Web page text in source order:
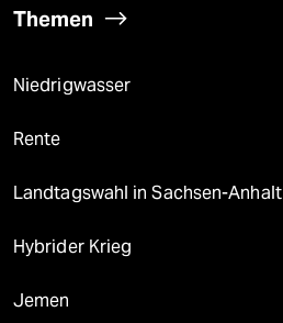
Themen
Niedrigwasser
Rente
Landtagswahl in Sachsen-Anhalt
Hybrider Krieg
Jemen